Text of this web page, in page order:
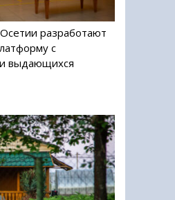
разработают
с
выдающихся